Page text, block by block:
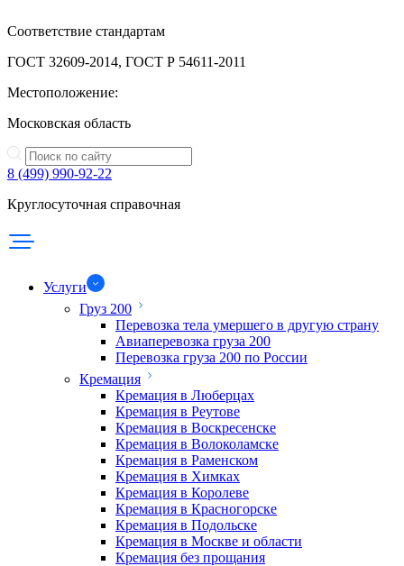
Соответствие стандартам
ГОСТ 32609-2014, ГОСТ Р 54611-2011
Местоположение:
Московская область
8 (499) 990-92-22
Круглосуточная справочная
Услуги
Груз 200
Перевозка тела умершего в другую страну
Авиаперевозка груза 200
Перевозка груза 200 по России
Кремация
Кремация в Люберцах
Кремация в Реутове
Кремация в Воскресенске
Кремация в Волоколамске
Кремация в Раменском
Кремация в Химках
Кремация в Королеве
Кремация в Красногорске
Кремация в Подольске
Кремация в Москве и области
Кремация без прощания